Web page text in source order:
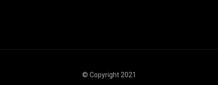
© Copyright 2021